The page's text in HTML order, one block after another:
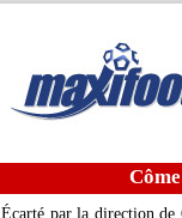
Écarté par la direction de